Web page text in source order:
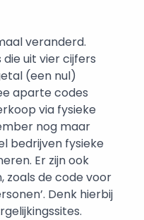
veranderd.
uit vier cijfers
(een nul)
aparte codes
via fysieke
nog maar
bedrijven fysieke
Er zijn ook
zoals de code voor
Denk hierbij